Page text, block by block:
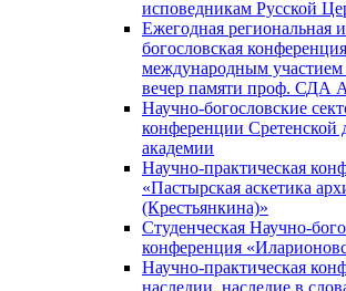
исповедникам Русской
Ежегодная региональная
богословская
международным
вечер памяти проф. СДА
Научно-богословские
конференции Сретенской
академии
Научно-практическая
«Пастырская аскетика
(Крестьянкина)»
Студенческая Научно-
конференция
Научно-практическая
наследии, наследие в